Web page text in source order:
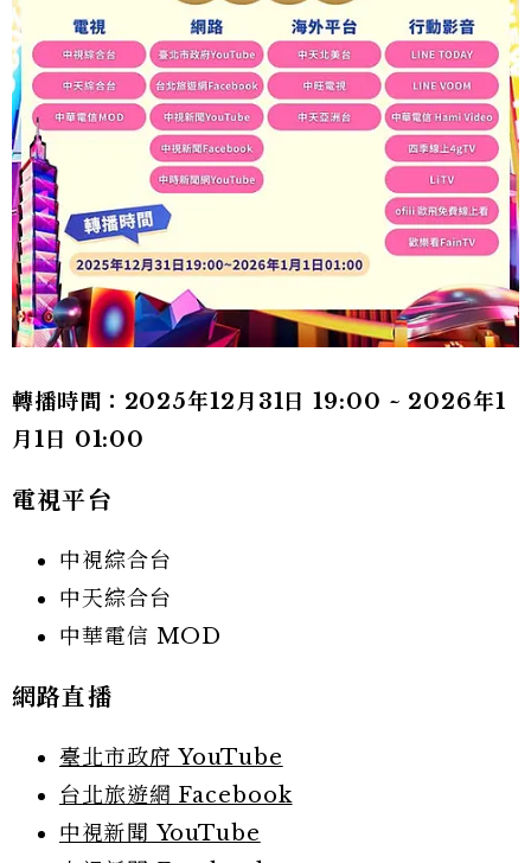
轉播時間：2025年12月31日 19:00 ~ 2026年1
月1日 01:00
電視平台
中視綜合台
中天綜合台
中華電信 MOD
網路直播
臺北市政府 YouTube
台北旅遊網 Facebook
中視新聞 YouTube